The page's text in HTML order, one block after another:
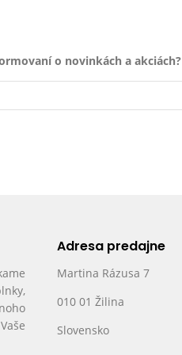
o novinkách a akciách?
Adresa predajne
Martina Rázusa 7
010 01 Žilina
Slovensko